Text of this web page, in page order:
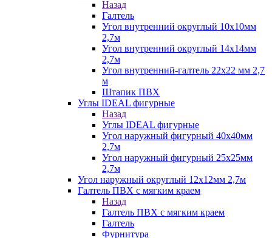
Назад
Галтель
Угол внутренний округлый 10х10мм
2,7м
Угол внутренний округлый 14х14мм
2,7м
Угол внутренний-галтель 22х22 мм 2,7
м
Штапик ПВХ
Углы IDEAL фигурные
Назад
Углы IDEAL фигурные
Угол наружный фигурный 40х40мм
2,7м
Угол наружный фигурный 25х25мм
2,7м
Угол наружный округлый 12х12мм 2,7м
Галтель ПВХ с мягким краем
Назад
Галтель ПВХ с мягким краем
Галтель
Фурнитура